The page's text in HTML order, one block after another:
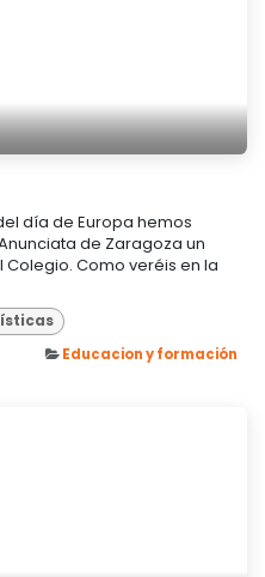
día de Europa hemos
de Zaragoza un
Colegio. Como veréis en la
Educacion y formación